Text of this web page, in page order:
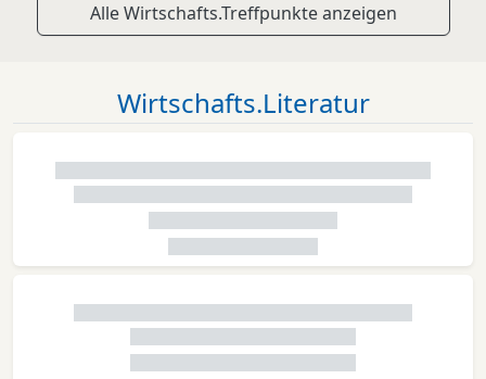
Alle Wirtschafts.Treffpunkte anzeigen
Wirtschafts.Literatur